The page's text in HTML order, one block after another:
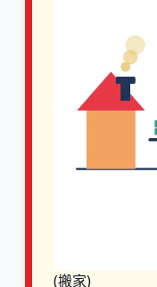
(搬家)